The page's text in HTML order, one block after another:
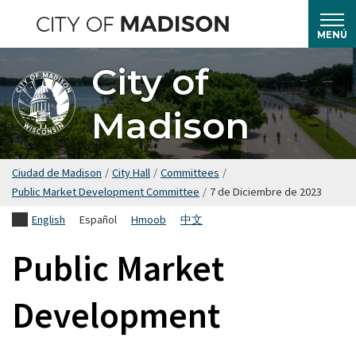
el
contenido
principal
MENÚ
City of
Madison
Ciudad de Madison / City Hall / Committees /
Public Market Development Committee / 7 de Diciembre de 2023
English
Español Hmoob 中文
Public Market
Development